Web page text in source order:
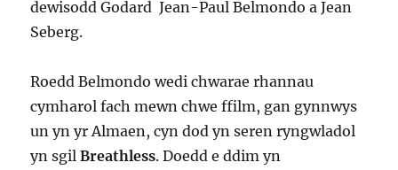
dewisodd Godard Jean-Paul Belmondo a Jean
Seberg.
Roedd Belmondo wedi chwarae rhannau
cymharol fach mewn chwe ffilm, gan gynnwys
un yn yr Almaen, cyn dod yn seren ryngwladol
yn sgilBreathless. Doedd e ddim yn